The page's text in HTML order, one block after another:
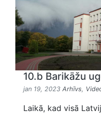
10.b Barikāžu
jan 19, 2023 Arhīvs,
Laikā, kad visā